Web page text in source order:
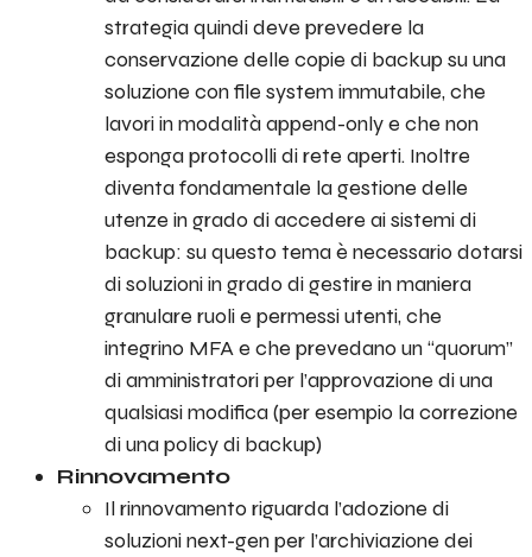
strategia quindi deve prevedere la
conservazione delle copie di backup su una
soluzione con file system immutabile, che
lavori in modalità append-only e che non
esponga protocolli di rete aperti. Inoltre
diventa fondamentale la gestione delle
utenze in grado di accedere ai sistemi di
backup: su questo tema è necessario dotarsi
di soluzioni in grado di gestire in maniera
granulare ruoli e permessi utenti, che
integrino MFA e che prevedano un “quorum”
di amministratori per l’approvazione di una
qualsiasi modifica (per esempio la correzione
di una policy di backup)
Rinnovamento
Il rinnovamento riguarda l’adozione di
soluzioni next-gen per l’archiviazione dei